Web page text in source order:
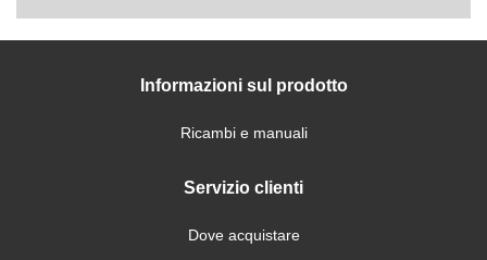
Informazioni sul prodotto
Ricambi e manuali
Servizio clienti
Dove acquistare